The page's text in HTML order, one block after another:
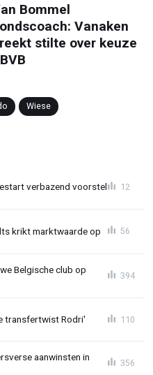
Bommel
Vanaken
stilte over keuze
Wiese
verbazend voorstel 12
krikt marktwaarde op 56
Belgische club op
394
transfertwist Rodri' 110
aanwinsten in
356